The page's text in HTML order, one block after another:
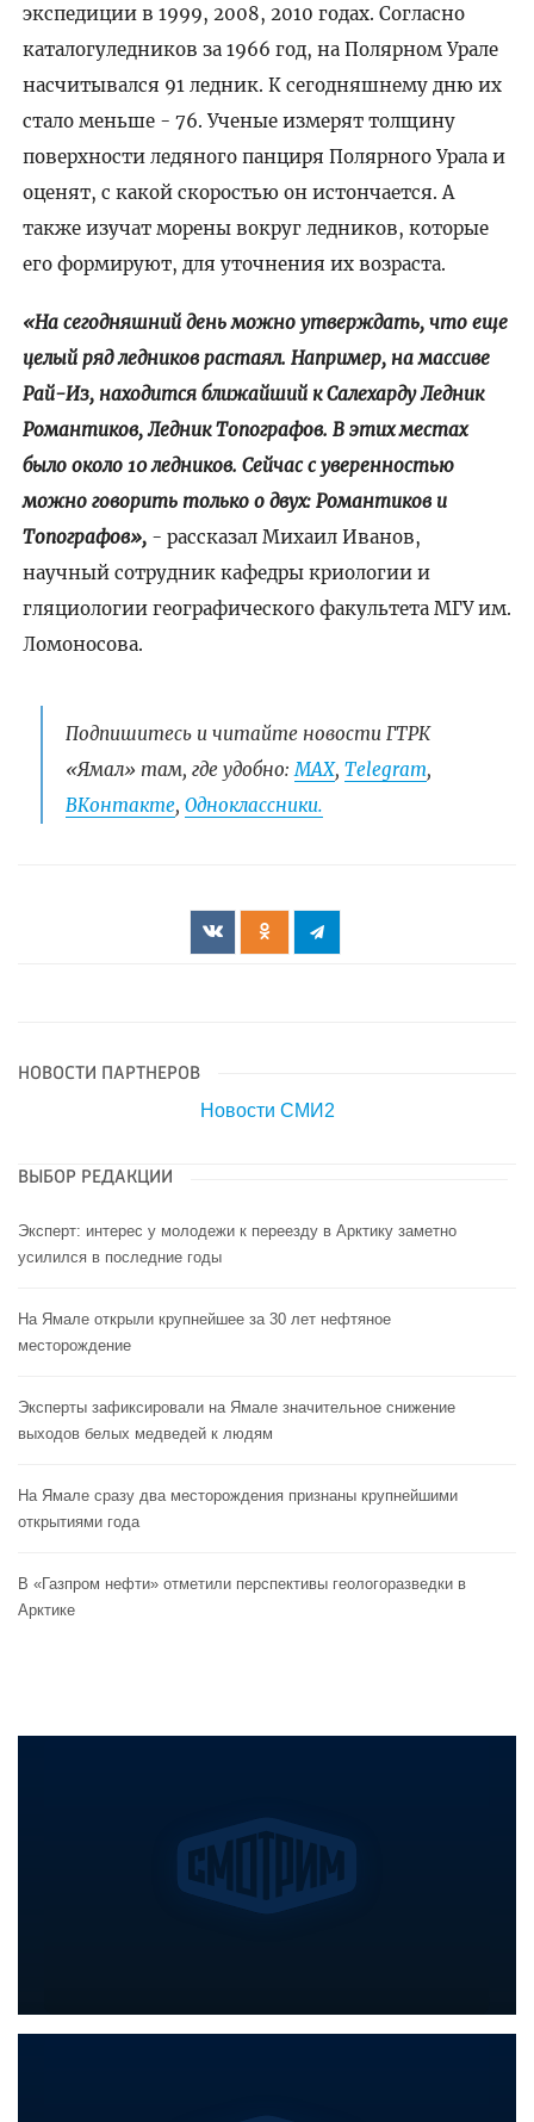
экспедиции в 1999, 2008, 2010 годах. Согласно
каталогуледников за 1966 год, на Полярном Урале
насчитывался 91 ледник. К сегодняшнему дню их
стало меньше - 76. Ученые измерят толщину
поверхности ледяного панциря Полярного Урала и
оценят, с какой скоростью он истончается. А
также изучат морены вокруг ледников, которые
его формируют, для уточнения их возраста.
«На сегодняшний день можно утверждать, что еще
целый ряд ледников растаял. Например, на массиве
Рай-Из, находится ближайший к Салехарду Ледник
Романтиков, Ледник Топографов. В этих местах
было около 10 ледников. Сейчас с уверенностью
можно говорить только о двух: Романтиков и
Топографов»,- рассказал Михаил Иванов,
научный сотрудник кафедры криологии и
гляциологии географического факультета МГУ им.
Ломоносова.
Подпишитесь и читайте новости ГТРК
«Ямал» там, где удобно: МАХ, Telegram,
ВКонтакте, Одноклассники.
НОВОСТИ ПАРТНЕРОВ
Новости СМИ2
ВЫБОР РЕДАКЦИИ
Эксперт: интерес у молодежи к переезду в Арктику заметно
усилился в последние годы
На Ямале открыли крупнейшее за 30 лет нефтяное
месторождение
Эксперты зафиксировали на Ямале значительное снижение
выходов белых медведей к людям
На Ямале сразу два месторождения признаны крупнейшими
открытиями года
В «Газпром нефти» отметили перспективы геологоразведки в
Арктике